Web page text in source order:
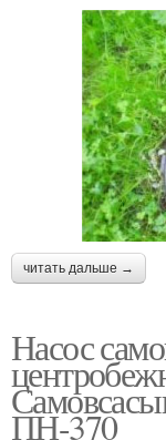
читать дальше →
Насос
ПН-370